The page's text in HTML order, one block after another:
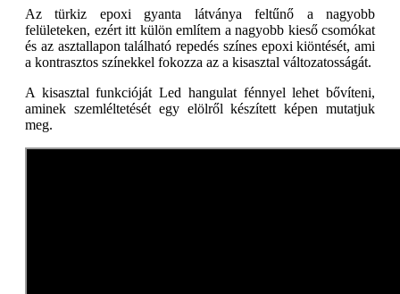
Az türkiz epoxi gyanta látványa feltűnő a nagyobb
felületeken, ezért itt külön említem a nagyobb kieső csomókat
és az asztallapon található repedés színes epoxi kiöntését, ami
a kontrasztos színekkel fokozza az a kisasztal változatosságát.
A kisasztal funkcióját Led hangulat fénnyel lehet bővíteni,
aminek szemléltetését egy elölről készített képen mutatjuk
meg.